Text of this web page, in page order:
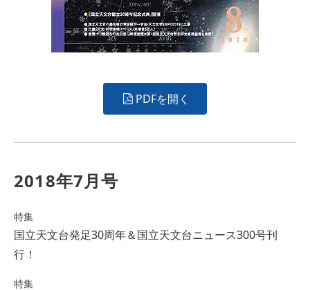
PDFを開く
2018年7月号
特集
国立天文台発足30周年＆国立天文台ニュース300号刊
行！
特集